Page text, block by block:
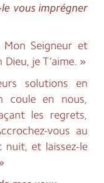
vous imprégner
Seigneur et
je T’aime. »
solutions en
coule en nous,
les regrets,
vous au
nuit, et laissez-le